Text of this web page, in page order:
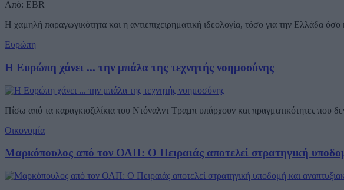
Από: EBR
Η χαμηλή παραγωγικότητα και η αντιεπιχειρηματική ιδεολογία, τόσο για την Ελλάδα όσο
Ευρώπη
Η Ευρώπη χάνει ... την μπάλα της τεχνητής νοημοσύνης
Πίσω από τα καραγκιοζιλίκια του Ντόναλντ Τραμπ υπάρχουν και πραγματικότητες που
Οικονομία
Μαρκόπουλος από τον ΟΛΠ: Ο Πειραιάς αποτελεί στρατηγική